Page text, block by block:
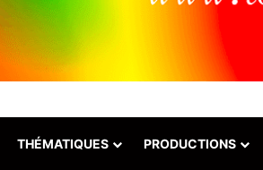
THÉMATIQUES PRODUCTIONS